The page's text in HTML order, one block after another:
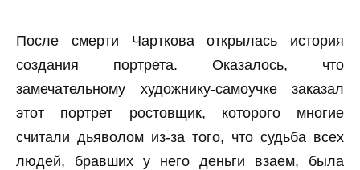
После смерти Чарткова открылась история
создания портрета. Оказалось, что
замечательному художнику-самоучке заказал
этот портрет ростовщик, которого многие
считали дьяволом из-за того, что судьба всех
людей, бравших у него деньги взаем, была